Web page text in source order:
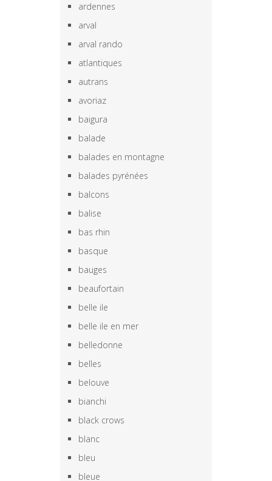
ardennes
arval
arval rando
atlantiques
autrans
avoriaz
baigura
balade
balades en montagne
balades pyrénées
balcons
balise
bas rhin
basque
bauges
beaufortain
belle ile
belle ile en mer
belledonne
belles
belouve
bianchi
black crows
blanc
bleu
bleue